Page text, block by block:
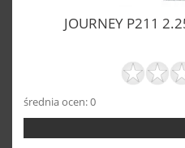
JOURNEY P211
średnia ocen: 0